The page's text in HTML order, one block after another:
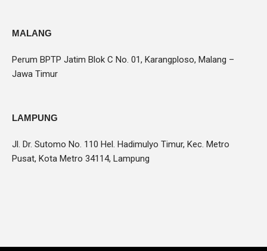
MALANG
Perum BPTP Jatim Blok C No. 01, Karangploso, Malang –
Jawa Timur
LAMPUNG
Jl. Dr. Sutomo No. 110 Hel. Hadimulyo Timur, Kec. Metro
Pusat, Kota Metro 34114, Lampung